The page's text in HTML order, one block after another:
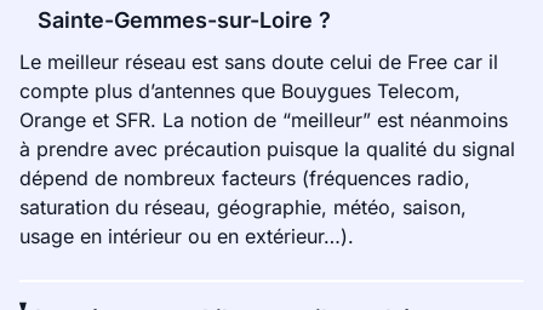
Sainte-Gemmes-sur-Loire ?
Le meilleur réseau est sans doute celui de Free car il
compte plus d’antennes que Bouygues Telecom,
Orange et SFR. La notion de “meilleur” est néanmoins
à prendre avec précaution puisque la qualité du signal
dépend de nombreux facteurs (fréquences radio,
saturation du réseau, géographie, météo, saison,
usage en intérieur ou en extérieur…).